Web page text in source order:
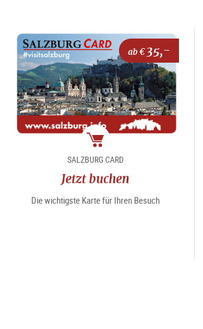
ab €35,-
Package
SALZBURG CARD
Jetzt buchen
Die wichtigste Karte für Ihren Besuch